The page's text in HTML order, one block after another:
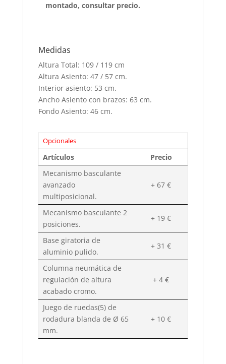
montado, consultar precio.
Medidas
Altura Total: 109 / 119 cm
Altura Asiento: 47 / 57 cm.
Interior asiento: 53 cm.
Ancho Asiento con brazos: 63 cm.
Fondo Asiento: 46 cm.
Opcionales
Artículos
Precio
Mecanismo basculante
avanzado
multiposicional.
+ 67 €
Mecanismo basculante 2
posiciones.
+ 19 €
Base giratoria de
aluminio pulido.
+ 31 €
Columna neumática de
regulación de altura
acabado cromo.
+ 4 €
Juego de ruedas(5) de
rodadura blanda de Ø 65
mm.
+ 10 €